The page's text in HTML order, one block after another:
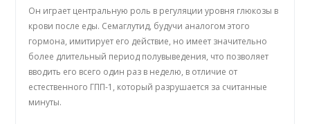
Он играет центральную роль в регуляции уровня глюкозы в
крови после еды. Семаглутид, будучи аналогом этого
гормона, имитирует его действие, но имеет значительно
более длительный период полувыведения, что позволяет
вводить его всего один раз в неделю, в отличие от
естественного ГПП-1, который разрушается за считанные
минуты.